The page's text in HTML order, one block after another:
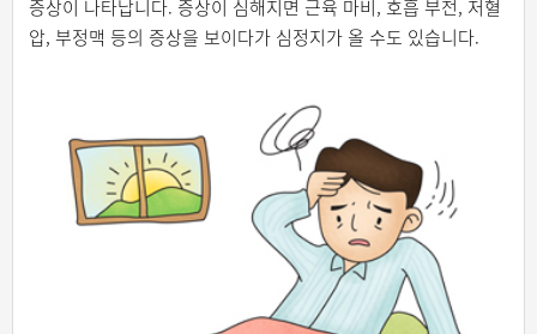
증상이 나타납니다. 증상이 심해지면 근육 마비, 호흡 부전, 저혈
압, 부정맥 등의 증상을 보이다가 심정지가 올 수도 있습니다.